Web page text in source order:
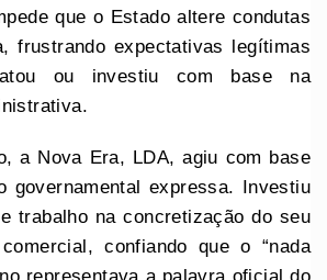
que o Estado altere condutas
frustrando expectativas legítimas
ou investiu com base na
a Nova Era, LDA, agiu com base
governamental expressa. Investiu
trabalho na concretização do seu
confiando que o “nada